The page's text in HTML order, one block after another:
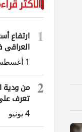
الأكثر
1
ارتفاع
العراقي
المحافظات
1 أغسطس
2
تعرف على
العراق
4 يونيو